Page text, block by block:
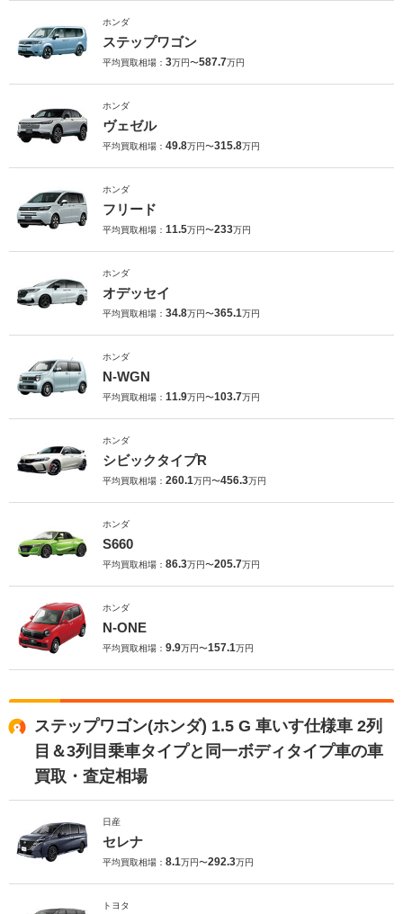
ホンダ
ステップワゴン
平均買取相場： 3万円〜587.7万円
ホンダ
ヴェゼル
平均買取相場： 49.8万円〜315.8万円
ホンダ
フリード
平均買取相場： 11.5万円〜233万円
ホンダ
オデッセイ
平均買取相場： 34.8万円〜365.1万円
ホンダ
N-WGN
平均買取相場： 11.9万円〜103.7万円
ホンダ
シビックタイプR
平均買取相場： 260.1万円〜456.3万円
ホンダ
S660
平均買取相場： 86.3万円〜205.7万円
ホンダ
N-ONE
平均買取相場： 9.9万円〜157.1万円
ステップワゴン(ホンダ) 1.5 G 車いす仕様車 2列
目＆3列目乗車タイプと同一ボディタイプ車の車
買取・査定相場
日産
セレナ
平均買取相場： 8.1万円〜292.3万円
トヨタ